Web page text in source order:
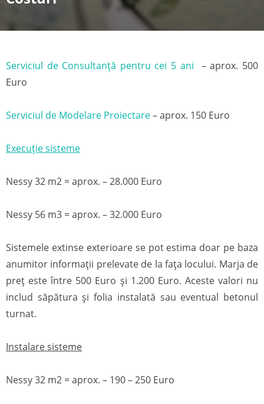
Serviciul de Consultanță pentru cei 5 ani
– aprox. 500
Euro
Serviciul de Modelare Proiectare– aprox. 150 Euro
Execuție sisteme
Nessy 32 m2 = aprox. – 28.000 Euro
Nessy 56 m3 = aprox. – 32.000 Euro
Sistemele extinse exterioare se pot estima doar pe baza
anumitor informații prelevate de la fața locului. Marja de
preț este între 500 Euro și 1.200 Euro. Aceste valori nu
includ săpătura și folia instalată sau eventual betonul
turnat.
Instalare sisteme
Nessy 32 m2 = aprox. – 190 – 250 Euro